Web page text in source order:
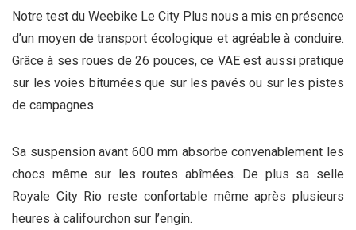
Notre test du Weebike Le City Plus nous a mis en présence
d’un moyen de transport écologique et agréable à conduire.
Grâce à ses roues de 26 pouces, ce VAE est aussi pratique
sur les voies bitumées que sur les pavés ou sur les pistes
de campagnes.
Sa suspension avant 600 mm absorbe convenablement les
chocs même sur les routes abîmées. De plus sa selle
Royale City Rio reste confortable même après plusieurs
heures à califourchon sur l’engin.